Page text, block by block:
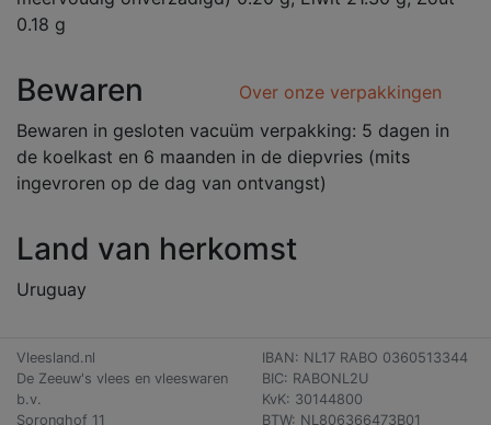
0.18 g
Bewaren
Over onze verpakkingen
Bewaren in gesloten vacuüm verpakking: 5 dagen in
de koelkast en 6 maanden in de diepvries (mits
ingevroren op de dag van ontvangst)
Land van herkomst
Uruguay
Vleesland.nl
De Zeeuw's vlees en vleeswaren
b.v.
Soronghof 11
IBAN: NL17 RABO 0360513344
BIC: RABONL2U
KvK: 30144800
BTW: NL806366473B01